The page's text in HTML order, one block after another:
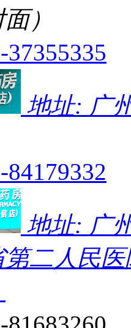
）
37355335
地址: 广
84179332
地址: 广
第二人民